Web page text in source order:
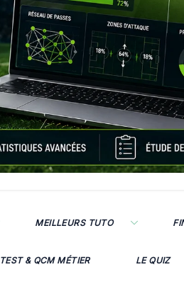
MEILLEURS TUTO
TEST & QCM MÉTIER LE QUIZ